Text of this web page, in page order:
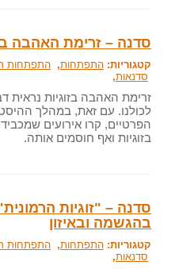
סדנה – זרימת האהבה
קטגוריות: התפתחות, התפתחות
סדנאות,
זרימת האהבה בזוגיות נראית
לכולנו. עם זאת, במהלך
הפרטיים, קרו אירועים
בזוגיות ואף חוסמים אותה.
סדנה – "זוגיות
בהגשמה ובאיזון
קטגוריות: התפתחות, התפתחות
סדנאות,